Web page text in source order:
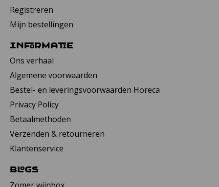
Registreren
Mijn bestellingen
Informatie
Ons verhaal
Algemene voorwaarden
Bestel- en leveringsvoorwaarden Horeca
Privacy Policy
Betaalmethoden
Verzenden & retourneren
Klantenservice
Blogs